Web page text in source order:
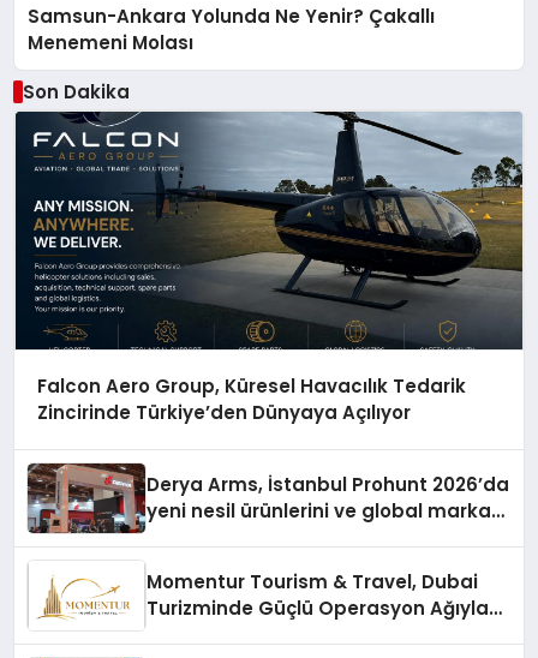
Samsun-Ankara Yolunda Ne Yenir? Çakallı
Menemeni Molası
Son Dakika
Falcon Aero Group, Küresel Havacılık Tedarik
Zincirinde Türkiye’den Dünyaya Açılıyor
Derya Arms, İstanbul Prohunt 2026’da
yeni nesil ürünlerini ve global marka
Momentur Tourism & Travel, Dubai
Turizminde Güçlü Operasyon Ağıyla